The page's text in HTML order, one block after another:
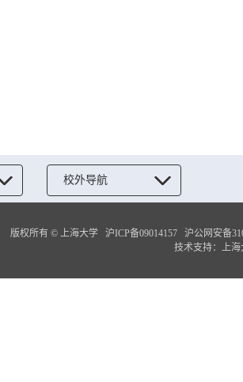
校外导航
版权所有 ©上海大学 沪ICP备09014157
沪公网安备
技术支持： 上